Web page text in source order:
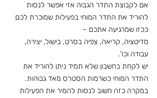
אם לקבוצת התדר הגבוה אזי אפשר לנסות
להוריד את התדר המוחי בפעילות שמוכרת לכם
ככזו שמרגיעה אתכם –
מדיטציה, קריאה, צפיה בסרט, בישול, יצירה,
עבודה וכו'.
יש לקחת בחשבון שלא תמיד ניתן להוריד את
התדר המוחי כשרמות הסטרס מאד גבוהות.
במקרה כזה חשוב לנסות להמיר את הפעילות